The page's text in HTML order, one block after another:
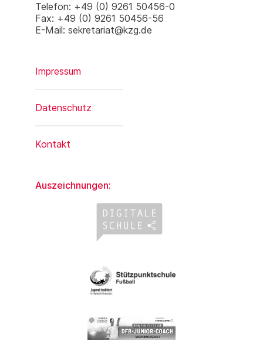
Telefon: +49 (0) 9261 50456-0
Fax: +49 (0) 9261 50456-56
E-Mail: sekretariat@kzg.de
Impressum
Datenschutz
Kontakt
Auszeichnungen: